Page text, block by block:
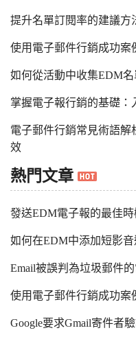
提升名單訂閱率的建議方
使用電子郵件行銷成功案
如何從活動中收集EDM名
掌握電子報行銷的基礎：
電子郵件行銷常見術語
效
熱門文章
發送EDM電子報的最佳時
如何在EDM中添加短影
Email被誤判為垃圾郵件
使用電子郵件行銷成功案
Google要求Gmail寄件者